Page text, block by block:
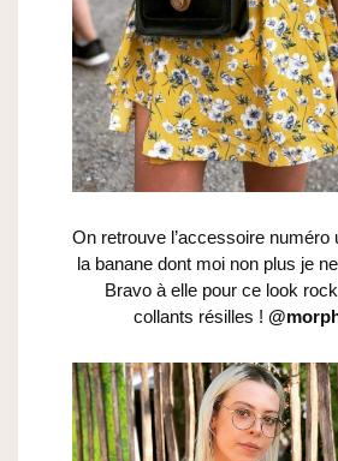
On retrouve l’accessoire numéro
la banane dont moi non plus je
Bravo à elle pour ce look rock
collants résilles !